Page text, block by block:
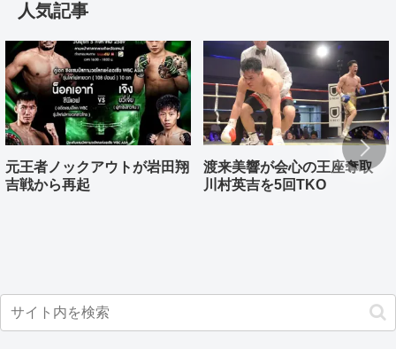
人気記事
元王者ノックアウトが岩田翔
吉戦から再起
渡来美響が会心の王座奪取
川村英吉を5回TKO